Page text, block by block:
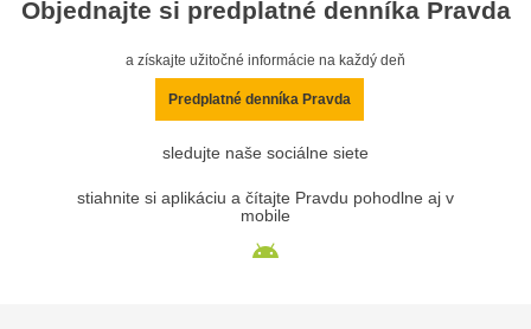
Objednajte si predplatné denníka Pravda
a získajte užitočné informácie na každý deň
Predplatné denníka Pravda
sledujte naše sociálne siete
stiahnite si aplikáciu a čítajte Pravdu pohodlne aj v
mobile